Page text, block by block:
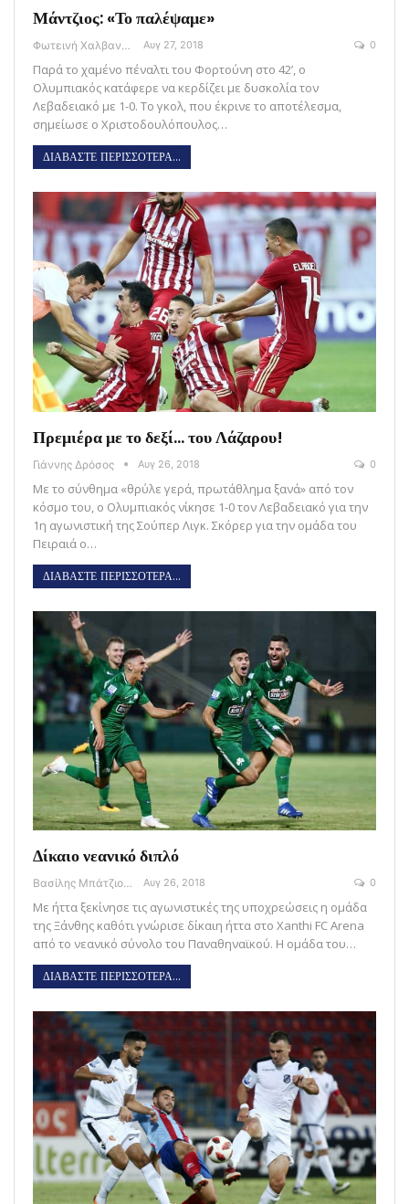
Μάντζιος: «Το παλέψαμε»
Φωτεινή Χαλβαντζή Αυγ 27, 2018 0
Παρά το χαμένο πέναλτι του Φορτούνη στο 42’, ο
Ολυμπιακός κατάφερε να κερδίζει με δυσκολία τον
Λεβαδειακό με 1-0. Το γκολ, που έκρινε το αποτέλεσμα,
σημείωσε ο Χριστοδουλόπουλος…
ΔΙΑΒΑΣΤΕ ΠΕΡΙΣΣΟΤΕΡΑ...
Πρεμιέρα με το δεξί… του Λάζαρου!
Γιάννης Δρόσος Αυγ 26, 2018 0
Με το σύνθημα «θρύλε γερά, πρωτάθλημα ξανά» από τον
κόσμο του, ο Ολυμπιακός νίκησε 1-0 τον Λεβαδειακό για την
1η αγωνιστική της Σούπερ Λιγκ. Σκόρερ για την ομάδα του
Πειραιά ο…
ΔΙΑΒΑΣΤΕ ΠΕΡΙΣΣΟΤΕΡΑ...
Δίκαιο νεανικό διπλό
Βασίλης Μπάτζιος Αυγ 26, 2018 0
Με ήττα ξεκίνησε τις αγωνιστικές της υποχρεώσεις η ομάδα
της Ξάνθης καθότι γνώρισε δίκαιη ήττα στο Xanthi FC Arena
από το νεανικό σύνολο του Παναθηναϊκού. Η ομάδα του…
ΔΙΑΒΑΣΤΕ ΠΕΡΙΣΣΟΤΕΡΑ...